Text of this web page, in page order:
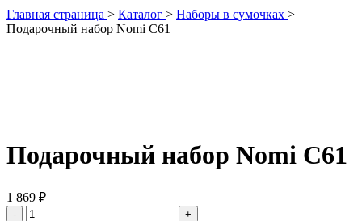
Главная страница > Каталог > Наборы в сумочках >
Подарочный набор Nomi C61
Подарочный набор Nomi C61
1 869 ₽
- +